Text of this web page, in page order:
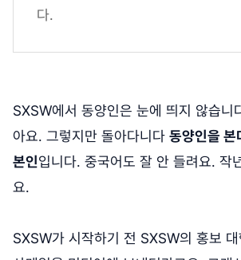
다.
SXSW에서 동양인은 눈에 띄지 않습니
아요. 그렇지만 돌아다니다 동양인을 본
본인입니다. 중국어도 잘 안 들려요. 작
요.
SXSW가 시작하기 전 SXSW의 홍보